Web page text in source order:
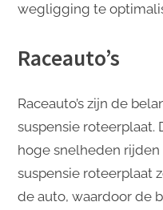
wegligging te
Raceauto’s
Raceauto’s zijn de
suspensie roteerplaat.
hoge snelheden
suspensie roteerplaat
de auto, waardoor de